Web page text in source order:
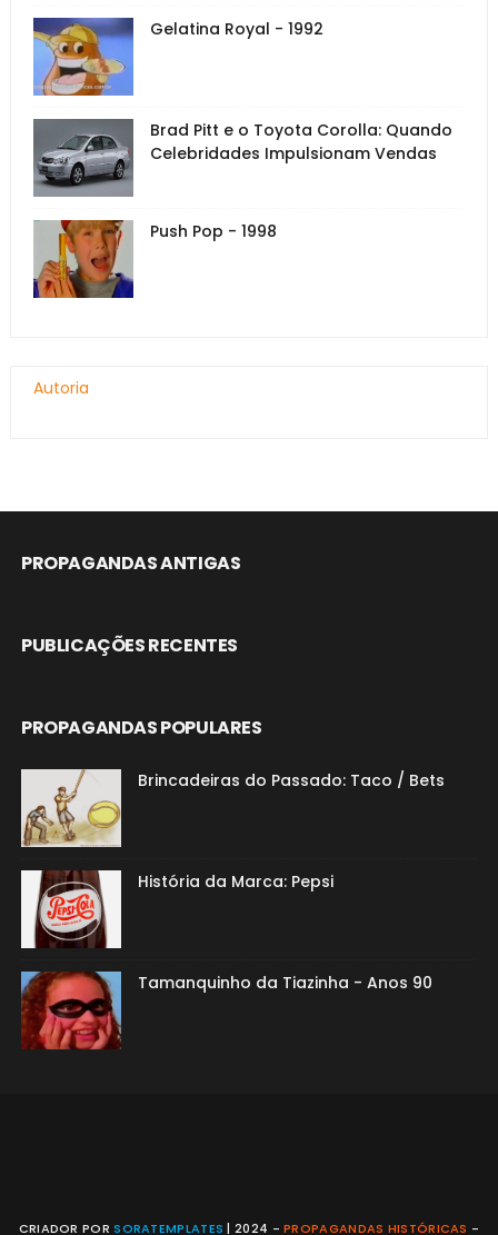
Gelatina Royal - 1992
Brad Pitt e o Toyota Corolla: Quando
Celebridades Impulsionam Vendas
Push Pop - 1998
Autoria
PROPAGANDAS ANTIGAS
PUBLICAÇÕES RECENTES
PROPAGANDAS POPULARES
Brincadeiras do Passado: Taco / Bets
História da Marca: Pepsi
Tamanquinho da Tiazinha - Anos 90
CRIADOR PORSORATEMPLATES | 2024 -PROPAGANDAS HISTÓRICAS -